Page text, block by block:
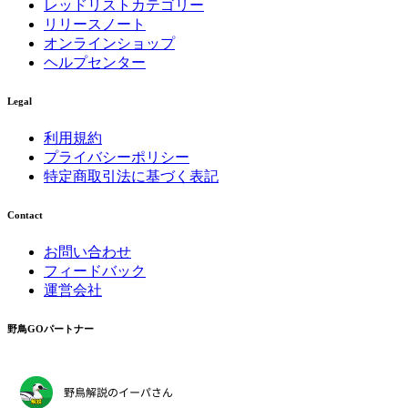
レッドリストカテゴリー
リリースノート
オンラインショップ
ヘルプセンター
Legal
利用規約
プライバシーポリシー
特定商取引法に基づく表記
Contact
お問い合わせ
フィードバック
運営会社
野鳥GOパートナー